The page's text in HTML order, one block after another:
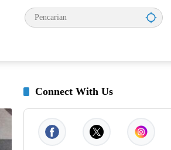
Connect With Us